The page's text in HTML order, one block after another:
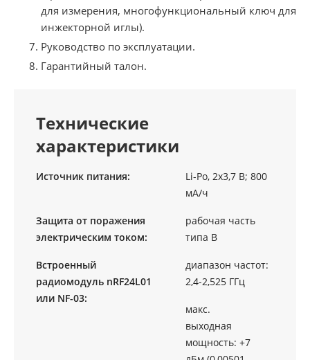
для измерения, многофункциональный ключ для
инжекторной иглы).
Руководство по эксплуатации.
Гарантийный талон.
Технические
характеристики
Источник питания:
Li-Ро, 2х3,7 В; 800
мА/ч
Защита от поражения
электрическим током:
рабочая часть
типа В
Встроенный
радиомодуль nRF24L01
или NF-03:
диапазон частот:
2,4-2,525 ГГц
макс.
выходная
мощность: +7